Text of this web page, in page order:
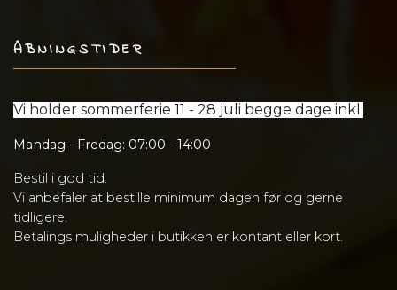
ÅBNINGSTIDER
Vi holder sommerferie 11 - 28 juli begge dage inkl.
Mandag - Fredag: 07:00 - 14:00
Bestil i god tid.
Vi anbefaler at bestille minimum dagen før og gerne
tidligere.
​Betalings muligheder i butikken er kontant eller kort.